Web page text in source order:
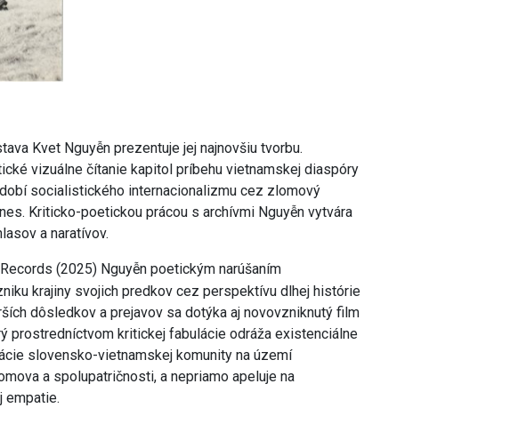
Kvet Nguyễn prezentuje jej najnovšiu tvorbu.
vizuálne čítanie kapitol príbehu vietnamskej diaspóry
socialistického internacionalizmu cez zlomový
Kriticko-poetickou prácou s archívmi Nguyễn vytvára
a naratívov.
(2025) Nguyễn poetickým narúšaním
krajiny svojich predkov cez perspektívu dlhej histórie
dôsledkov a prejavov sa dotýka aj novovzniknutý film
prostredníctvom kritickej fabulácie odráža existenciálne
slovensko-vietnamskej komunity na území
a spolupatričnosti, a nepriamo apeluje na
empatie.